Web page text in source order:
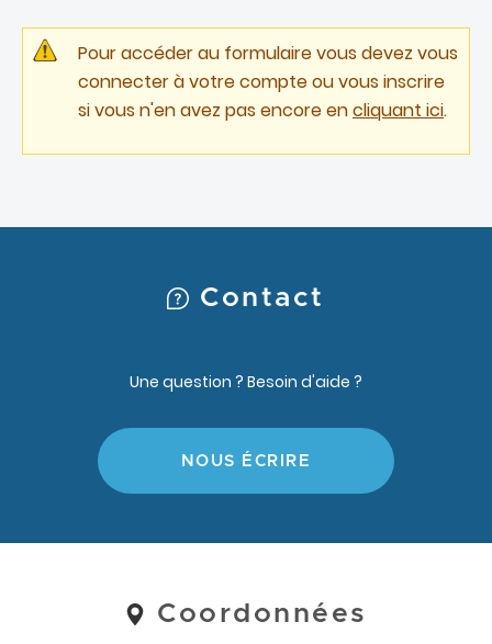
Pour accéder au formulaire vous devez vous
connecter à votre compte ou vous inscrire
si vous n'en avez pas encore encliquant ici.
Coordonnées
Coordonnées
Contact
Une question ? Besoin d'aide ?
NOUS ÉCRIRE